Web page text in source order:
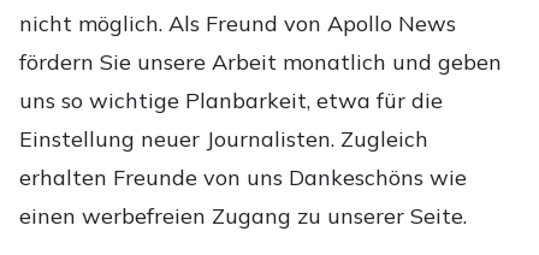
nicht möglich. Als Freund von Apollo News
fördern Sie unsere Arbeit monatlich und geben
uns so wichtige Planbarkeit, etwa für die
Einstellung neuer Journalisten. Zugleich
erhalten Freunde von uns Dankeschöns wie
einen werbefreien Zugang zu unserer Seite.